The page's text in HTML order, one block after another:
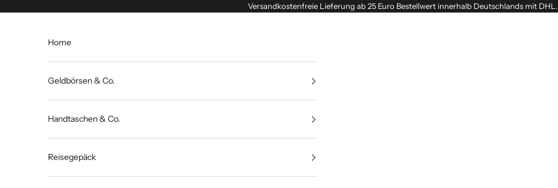
Versandkostenfreie Lieferung ab 25 Euro Bestellwert innerhalb Deutschlands mit DHL.
Home
Geldbörsen & Co.
Handtaschen & Co.
Reisegepäck